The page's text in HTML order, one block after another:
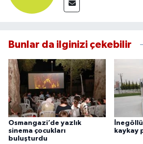
Bunlar da ilginizi çekebilir
Osmangazi’de yazlık
sinema çocukları
buluşturdu
kaykay